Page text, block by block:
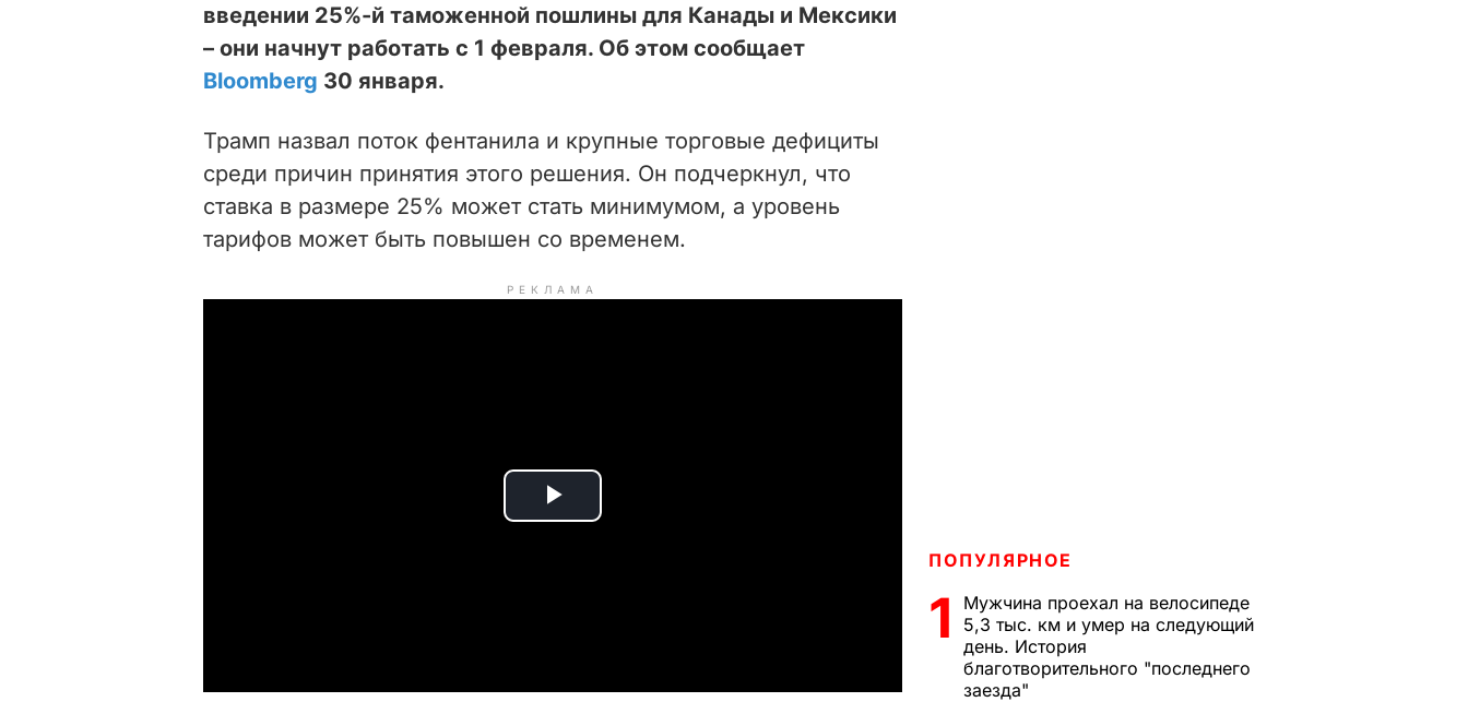
введении 25%-й таможенной пошлины для Канады и Мексики
– они начнут работать с 1 февраля. Об этом сообщает
Bloomberg 30 января.
Трамп назвал поток фентанила и крупные торговые дефициты
среди причин принятия этого решения. Он подчеркнул, что
ставка в размере 25% может стать минимумом, а уровень
тарифов может быть повышен со временем.
РЕКЛАМА
P
ПОПУЛЯРНОЕ
1
Мужчина проехал на велосипеде
5,3 тыс. км и умер на следующий
день. История
благотворительного "последнего
заезда"